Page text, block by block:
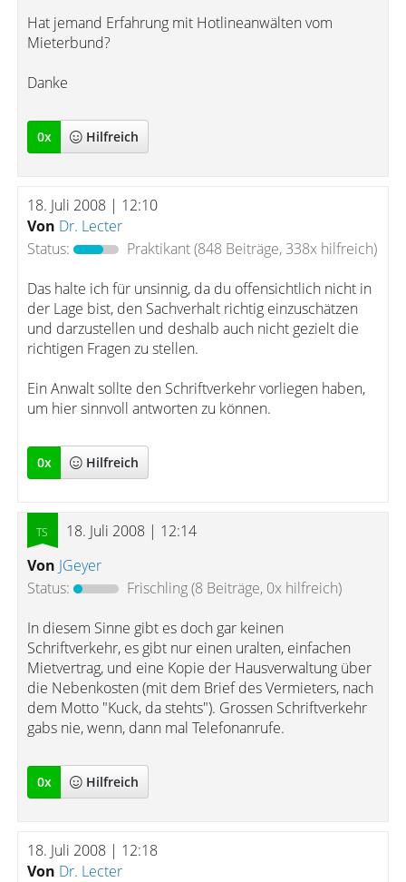
Hat jemand Erfahrung mit Hotlineanwälten vom
Mieterbund?
Danke
0x Hilfreich
18. Juli 2008 | 12:10
Von Dr. Lecter
Status:
Praktikant(848 Beiträge, 338x hilfreich)
Das halte ich für unsinnig, da du offensichtlich nicht in
der Lage bist, den Sachverhalt richtig einzuschätzen
und darzustellen und deshalb auch nicht gezielt die
richtigen Fragen zu stellen.
Ein Anwalt sollte den Schriftverkehr vorliegen haben,
um hier sinnvoll antworten zu können.
0x Hilfreich
18. Juli 2008 | 12:14
Von JGeyer
Status:
Frischling(8 Beiträge, 0x hilfreich)
In diesem Sinne gibt es doch gar keinen
Schriftverkehr, es gibt nur einen uralten, einfachen
Mietvertrag, und eine Kopie der Hausverwaltung über
die Nebenkosten (mit dem Brief des Vermieters, nach
dem Motto "Kuck, da stehts"). Grossen Schriftverkehr
gabs nie, wenn, dann mal Telefonanrufe.
0x Hilfreich
18. Juli 2008 | 12:18
Von Dr. Lecter